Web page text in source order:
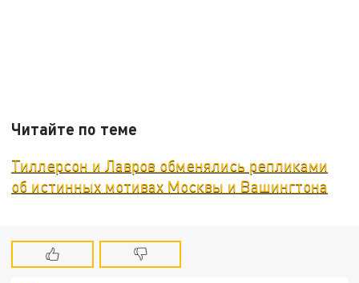
Читайте по теме
Тиллерсон и Лавров обменялись репликами
об истинных мотивах Москвы и Вашингтона